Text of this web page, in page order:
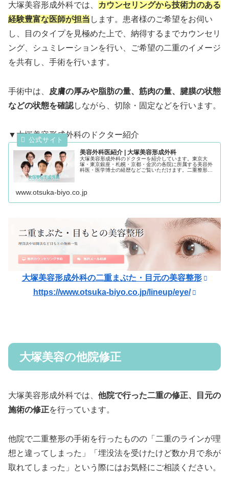
大塚美容形成外科では、
カウンセリングから技術力のある
経験豊富な医師が担当 します。患者様のご希望をお伺い
し、目のタイプを見極めた上で、納得するまでカウンセリ
ング、シュミレーションを行い、ご希望の二重のイメージ
を共有し、手術を行います。
手術中は、
皮膚の厚みや脂肪の量、筋肉の量、腱膜の状態
などの状態を確認しながら、切除・固定などを行います。
▼大塚美容形成外科のドクター紹介
美容外科医紹介 | 大塚美容形成外科
大塚美容形成外科のドクターを紹介しています。東京大
塚・東京銀座・札幌・京都・金沢の各院に所属する美容外
科医・医学博士の経歴などご覧いただけます。二重整形、
www.otsuka-biyo.co.jp
大塚美容形成外科の二重まぶた・目元の美容整形
https://www.otsuka-biyo.co.jp/lineup/eye/
大塚美容の他院修正
大塚美容形成外科では、 他院で行った二重の修正、目元の
施術の修正を行っています。
他院で二重整形の手術を行ったものの「二重のラインが理
想と違ってしまった」「埋没法を受けたけど数か月で糸が
取れてしまった」という際にはお気軽にご相談ください。